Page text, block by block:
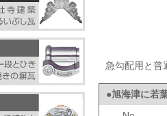
急勾配用と普
●旭海津に若